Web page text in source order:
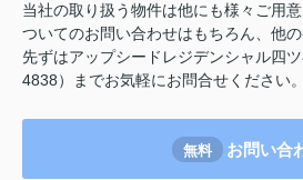
当社の取り扱う物件は他にも様々ご用
ついてのお問い合わせはもちろん、他
先ずはアップシードレジデンシャル四
4838）までお気軽にお問合せください。
無料 お問い合